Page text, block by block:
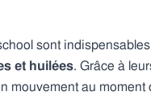
sont
et huilées. Grâce à
mouvement au moment